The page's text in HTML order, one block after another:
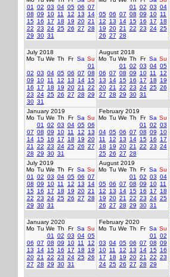
01
02 03 04 05 06 07
08 09 10 11 12 13
14
15 16 17 18 19 20 21
22 23 24 25 26 27 28
29 30 31
01
02 03 04
05 06 07 08 09 10 11
12
13 14 15 16 17
18
19 20 21 22 23 24 25
26 27 28
July 2018
Mo Tu We Th Fr Sa Su
01
02 03 04 05 06 07 08
09
10 11 12 13 14 15
16
17 18 19 20 21
22
23 24 25 26 27 28 29
30 31
August 2018
Mo Tu We Th Fr Sa Su
01
02 03 04 05
06 07 08 09 10 11
12
13
14 15 16 17 18
19
20 21 22 23 24 25 26
27 28 29 30 31
January 2019
Mo Tu We Th Fr Sa Su
01
02 03 04 05 06
07 08 09 10 11 12
13
14 15 16 17 18 19 20
21
22 23 24 25 26 27
28 29 30 31
February 2019
Mo Tu We Th Fr Sa Su
01
02 03
04 05 06 07 08 09
10
11
12 13 14 15 16
17
18
19 20 21 22 23 24
25 26 27 28
July 2019
Mo Tu We Th Fr Sa Su
01
02 03 04 05 06 07
08 09 10 11 12 13
14
15 16 17 18 19 20 21
22 23 24 25 26 27 28
29 30 31
August 2019
Mo Tu We Th Fr Sa Su
01
02 03 04
05 06 07 08 09 10 11
12
13 14 15 16 17
18
19 20 21 22 23 24 25
26 27 28 29 30 31
January 2020
Mo Tu We Th Fr Sa Su
01
02 03 04 05
06 07 08 09 10 11
12
13
14 15 16 17 18
19
20 21 22 23 24 25 26
27 28 29 30 31
February 2020
Mo Tu We Th Fr Sa Su
01
02
03 04 05 06 07 08 09
10 11 12 13 14 15 16
17
18 19 20 21 22 23
24 25 26 27 28 29